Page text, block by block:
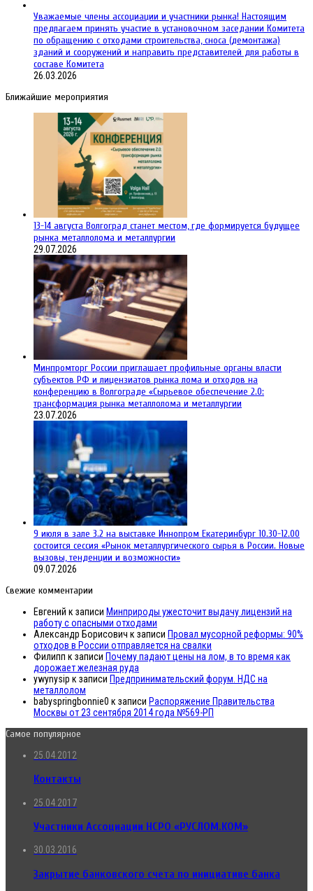
Уважаемые члены ассоциации и участники рынка! Настоящим
предлагаем принять участие в установочном заседании Комитета
по обращению с отходами строительства, сноса (демонтажа)
зданий и сооружений и направить представителей для работы в
составе Комитета
26.03.2026
Ближайшие мероприятия
13-14 августа Волгоград станет местом, где формируется будущее
рынка металлолома и металлургии
29.07.2026
Минпромторг России приглашает профильные органы власти
субъектов РФ и лицензиатов рынка лома и отходов на
конференцию в Волгограде «Сырьевое обеспечение 2.0:
трансформация рынка металлолома и металлургии
23.07.2026
9 июля в зале 3.2 на выставке Иннопром Екатеринбург 10.30-12.00
состоится сессия «Рынок металлургического сырья в России. Новые
вызовы, тенденции и возможности»
09.07.2026
Свежие комментарии
Евгений к записи Минприроды ужесточит выдачу лицензий на
работу с опасными отходами
Александр Борисович к записи Провал мусорной реформы: 90%
отходов в России отправляется на свалки
Филипп к записи Почему падают цены на лом, в то время как
дорожает железная руда
ywynysip к записи Предпринимательский форум. НДС на
металлолом
babyspringbonnie0 к записи Распоряжение Правительства
Москвы от 23 сентября 2014 года №569-РП
Самое популярное
25.04.2012
Контакты
25.04.2017
Участники Ассоциации НСРО «РУСЛОМ.КОМ»
30.03.2016
Закрытие банковского счета по инициативе банка